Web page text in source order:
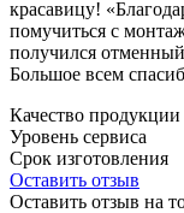
красавицу!
помучиться с
получился
Большое всем
Качество продукции
Уровень сервиса
Срок изготовления
Оставить отзыв
Оставить отзыв на